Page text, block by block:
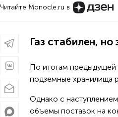
Читайте Monocle.ru в
Газ стабилен,
По итогам предыдущей недели цены на газ в Европе стабилизировались. Это связано с тем, что
подземные хранилища
Однако с
объемы поставок на